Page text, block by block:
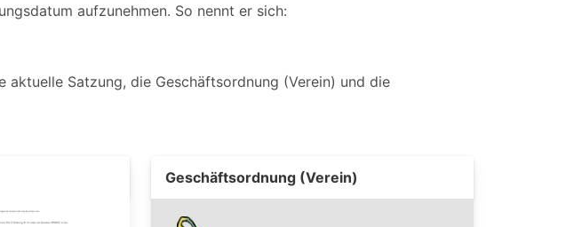
aufzunehmen. So nennt er sich:
Satzung, die Geschäftsordnung (Verein) und die
Geschäftsordnung (Verein)